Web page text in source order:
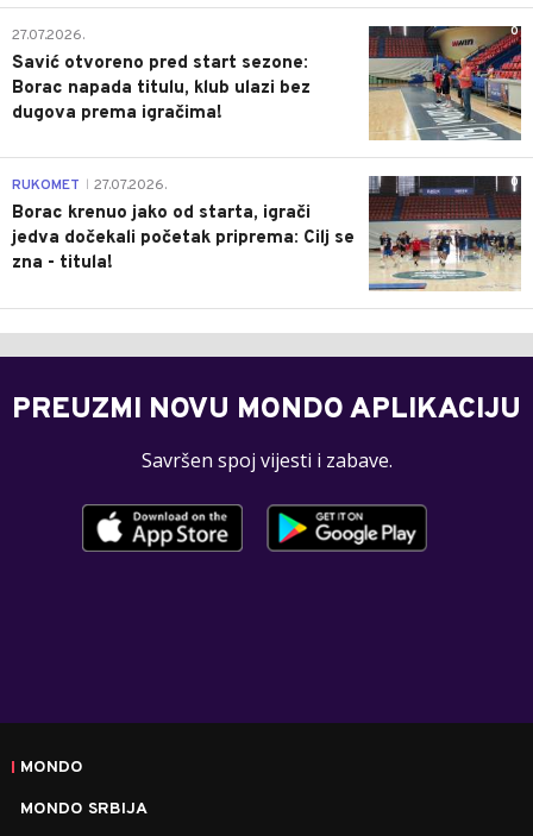
0
27.07.2026.
Savić otvoreno pred start sezone:
Borac napada titulu, klub ulazi bez
dugova prema igračima!
0
RUKOMET 27.07.2026.
Borac krenuo jako od starta, igrači
jedva dočekali početak priprema: Cilj se
zna - titula!
PREUZMI NOVU MONDO APLIKACIJU
Savršen spoj vijesti i zabave.
MONDO
MONDO SRBIJA